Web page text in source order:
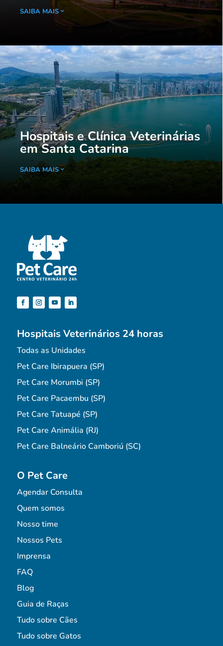
SAIBA MAIS
Hospitais e Clínica Veterinárias
em Santa Catarina
SAIBA MAIS
Hospitais Veterinários 24 horas
Todas as Unidades
Pet Care Ibirapuera (SP)
Pet Care Morumbi (SP)
Pet Care Pacaembu (SP)
Pet Care Tatuapé (SP)
Pet Care Animália (RJ)
Pet Care Balneário Camboriú (SC)
O Pet Care
Agendar Consulta
Quem somos
Nosso time
Nossos Pets
Imprensa
FAQ
Blog
Guia de Raças
Tudo sobre Cães
Tudo sobre Gatos